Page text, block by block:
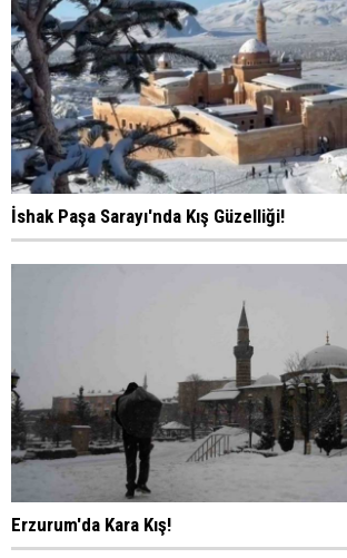
İshak Paşa Sarayı'nda Kış Güzelliği!
Erzurum'da Kara Kış!